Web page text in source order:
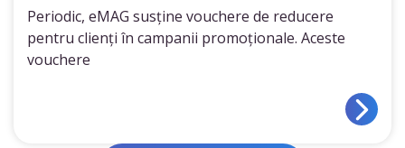
Periodic, eMAG susține vouchere de reducere
pentru clienți în campanii promoționale. Aceste
vouchere